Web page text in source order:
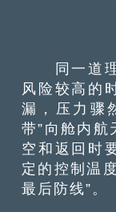
同一道理
风险较高的
漏，压力骤
带”向舱内航
空和返回时
定的控制温
最后防线”。